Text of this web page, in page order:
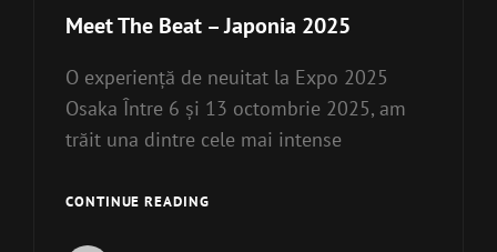
Meet The Beat – Japonia 2025
O experiență de neuitat la Expo 2025
Osaka Între 6 și 13 octombrie 2025, am
trăit una dintre cele mai intense
CONTINUE READINGMEET